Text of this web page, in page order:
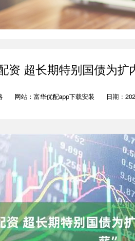
资 超长期特别国债为扩
网站：富华优配app下载安装 日期：